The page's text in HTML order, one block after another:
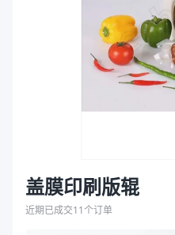
盖膜印刷版辊
近期已成交11个订单